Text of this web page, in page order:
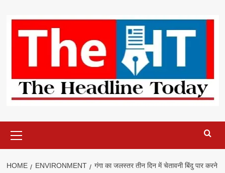
content
Menu
HOME ENVIRONMENT
गंगा का जलस्तर तीन दिन में चेतावनी बिंदु पार करने